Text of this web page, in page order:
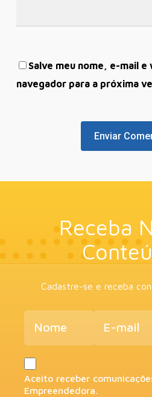
Salve meu nome, e-mail
navegador para a próxima
Receba
Cadastre-se e receba
Aceito receber
Empreendedora.